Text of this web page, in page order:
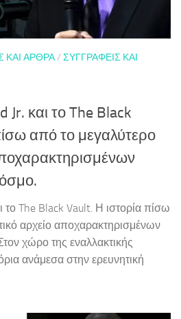
ΚΑΙ ΆΡΘΡΑ/ ΣΥΓΓΡΑΦΕΊΣ ΚΑΙ
Jr. και το The Black
από το μεγαλύτερο
το The Black Vault. Η ιστορία πίσω
αρχείο αποχαρακτηρισμένων
χώρο της εναλλακτικής
ανάμεσα στην ερευνητική